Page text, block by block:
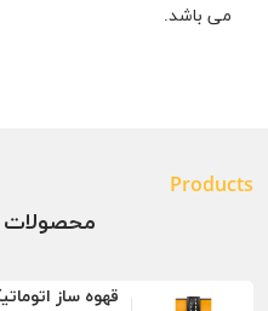
می باشد.
Products
محصولات